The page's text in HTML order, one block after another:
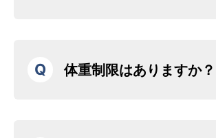
Q 体重制限はありますか？